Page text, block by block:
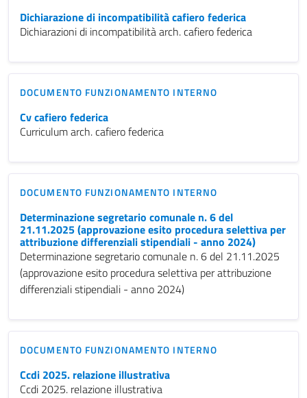
Dichiarazione di incompatibilità cafiero federica
Dichiarazioni di incompatibilità arch. cafiero federica
DOCUMENTO FUNZIONAMENTO INTERNO
Cv cafiero federica
Curriculum arch. cafiero federica
DOCUMENTO FUNZIONAMENTO INTERNO
Determinazione segretario comunale n. 6 del
21.11.2025 (approvazione esito procedura selettiva per
attribuzione differenziali stipendiali - anno 2024)
Determinazione segretario comunale n. 6 del 21.11.2025
(approvazione esito procedura selettiva per attribuzione
differenziali stipendiali - anno 2024)
DOCUMENTO FUNZIONAMENTO INTERNO
Ccdi 2025. relazione illustrativa
Ccdi 2025. relazione illustrativa